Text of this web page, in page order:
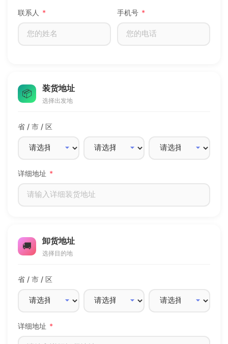
联系人 * 手机号 *
📦 装货地址
选择出发地
省 / 市 / 区
详细地址 *
🚚 卸货地址
选择目的地
省 / 市 / 区
详细地址 *